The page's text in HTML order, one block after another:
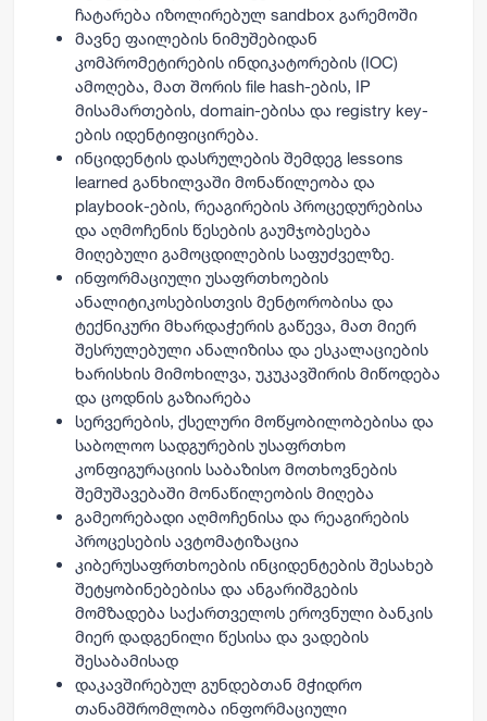
ჩატარება იზოლირებულ sandbox გარემოში
მავნე ფაილების ნიმუშებიდან
კომპრომეტირების ინდიკატორების (IOC)
ამოღება, მათ შორის file hash-ების, IP
მისამართების, domain-ებისა და registry key-
ების იდენტიფიცირება.
ინციდენტის დასრულების შემდეგ lessons
learned განხილვაში მონაწილეობა და
playbook-ების, რეაგირების პროცედურებისა
და აღმოჩენის წესების გაუმჯობესება
მიღებული გამოცდილების საფუძველზე.
ინფორმაციული უსაფრთხოების
ანალიტიკოსებისთვის მენტორობისა და
ტექნიკური მხარდაჭერის გაწევა, მათ მიერ
შესრულებული ანალიზისა და ესკალაციების
ხარისხის მიმოხილვა, უკუკავშირის მიწოდება
და ცოდნის გაზიარება
სერვერების, ქსელური მოწყობილობებისა და
საბოლოო სადგურების უსაფრთხო
კონფიგურაციის საბაზისო მოთხოვნების
შემუშავებაში მონაწილეობის მიღება
გამეორებადი აღმოჩენისა და რეაგირების
პროცესების ავტომატიზაცია
კიბერუსაფრთხოების ინციდენტების შესახებ
შეტყობინებებისა და ანგარიშგების
მომზადება საქართველოს ეროვნული ბანკის
მიერ დადგენილი წესისა და ვადების
შესაბამისად
დაკავშირებულ გუნდებთან მჭიდრო
თანამშრომლობა ინფორმაციული